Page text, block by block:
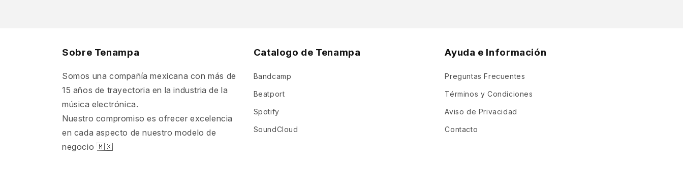
Sobre Tenampa
Somos una compañía mexicana con más de
15 años de trayectoria en la industria de la
música electrónica.
Nuestro compromiso es ofrecer excelencia
en cada aspecto de nuestro modelo de
negocio 🇲🇽
Catalogo de Tenampa
Bandcamp
Beatport
Spotify
SoundCloud
Ayuda e Información
Preguntas Frecuentes
Términos y Condiciones
Aviso de Privacidad
Contacto